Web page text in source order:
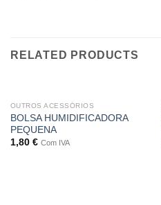
RELATED PRODUCTS
OUTROS ACESSÓRIOS
BOLSA HUMIDIFICADORA
PEQUENA
1,80 € Com IVA